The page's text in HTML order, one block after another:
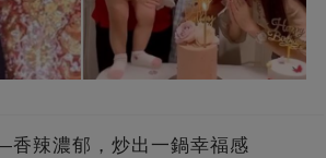
辣濃郁，炒出一鍋幸福感